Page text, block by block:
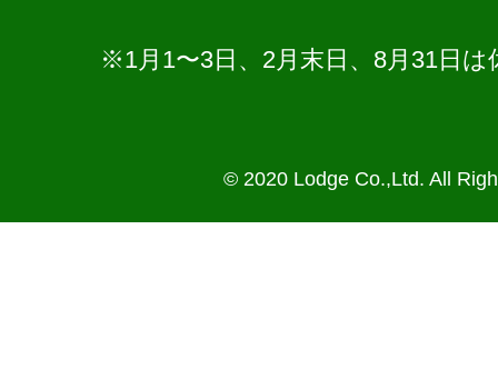
※1月1〜3日、2月末日、8月31日
© 2020 Lodge Co.,Ltd. All